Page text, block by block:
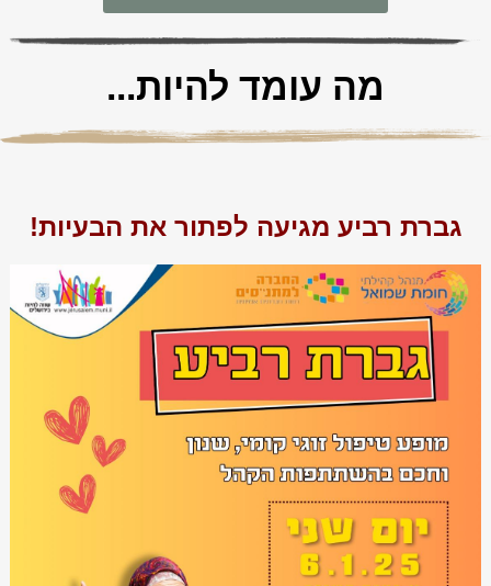
מה עומד להיות...
גברת רביע מגיעה לפתור את הבעיות!